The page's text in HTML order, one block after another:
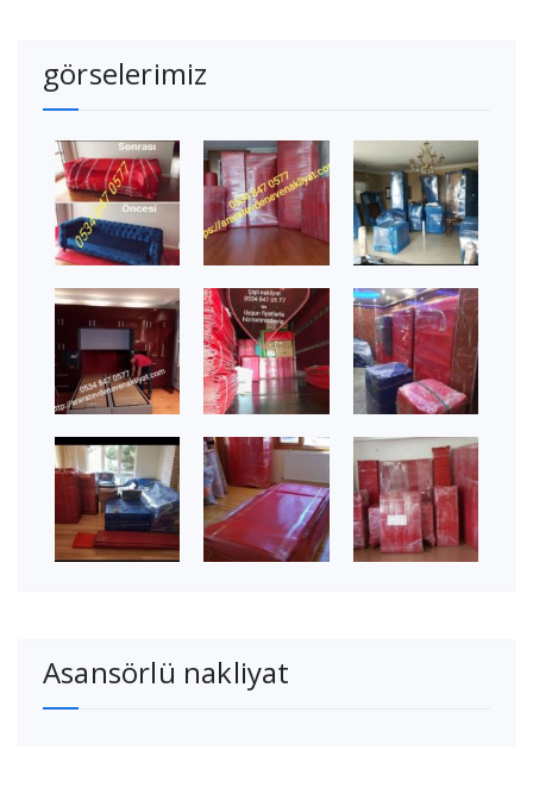
görselerimiz
Asansörlü nakliyat